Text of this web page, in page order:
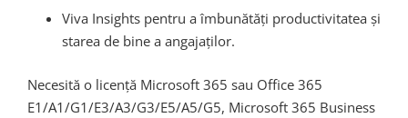
Viva Insights pentru a îmbunătăți productivitatea și
starea de bine a angajaților.
Necesită o licență Microsoft 365 sau Office 365
E1/A1/G1/E3/A3/G3/E5/A5/G5, Microsoft 365 Business